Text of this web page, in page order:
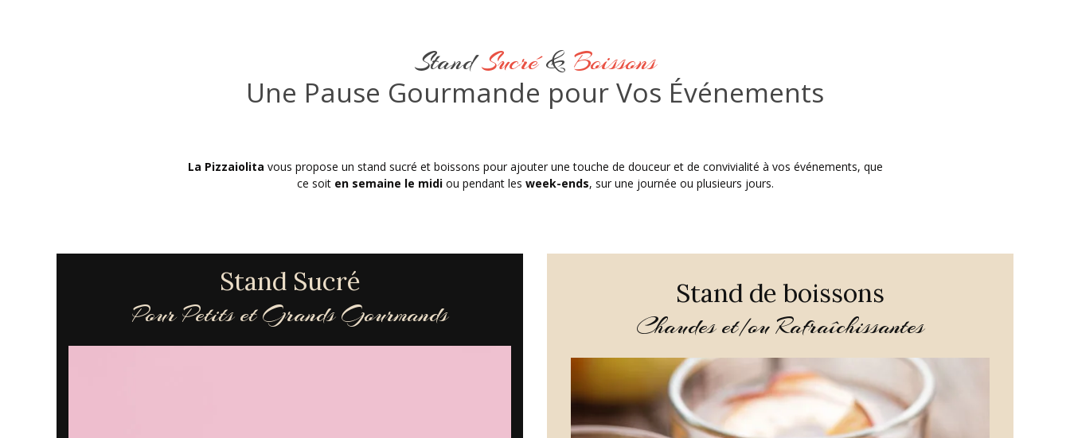
StandSucré& Boissons
Une Pause Gourmande pour Vos Événements
La Pizzaiolita vous propose un stand sucré et boissons pour ajouter une touche de douceur et de convivialité à vos événements, que
ce soit en semaine le midiou pendant les week-ends, sur une journée ou plusieurs jours.
Stand Sucré
Pour Petits et Grands Gourmands
Stand de boissons
Chaudes et/ou Rafraîchissantes